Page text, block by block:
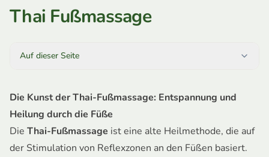
Thai Fußmassage
Auf dieser Seite
Die Kunst der Thai-Fußmassage: Entspannung und
Heilung durch die Füße
Die Thai-Fußmassage ist eine alte Heilmethode, die auf
der Stimulation von Reflexzonen an den Füßen basiert.